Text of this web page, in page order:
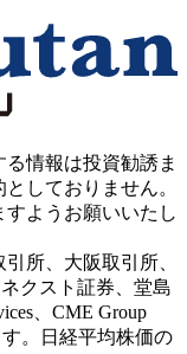
情報は投資勧誘ま
しておりません。
ようお願いいたし
所、大阪取引所、
クスト証券、堂島
、CME Group
。日経平均株価の